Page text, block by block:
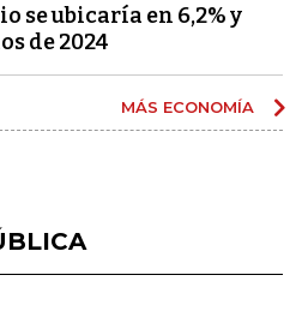
se ubicaría en 6,2% y
de 2024
MÁS ECONOMÍA